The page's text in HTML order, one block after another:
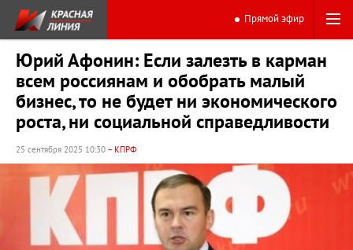
Прямой эфир
Юрий Афонин: Если залезть в карман
всем россиянам и обобрать малый
бизнес, то не будет ни экономического
роста, ни социальной справедливости
25 сентября 2025 10:30 – КПРФ